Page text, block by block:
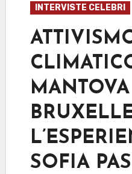
INTERVISTE CELEBRI
SOFIA